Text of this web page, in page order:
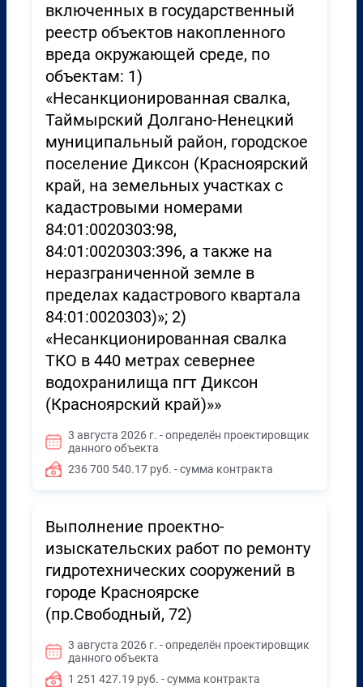
включенных в государственный
реестр объектов накопленного
вреда окружающей среде, по
объектам: 1)
«Несанкционированная свалка,
Таймырский Долгано-Ненецкий
муниципальный район, городское
поселение Диксон (Красноярский
край, на земельных участках с
кадастровыми номерами
84:01:0020303:98,
84:01:0020303:396, а также на
неразграниченной земле в
пределах кадастрового квартала
84:01:0020303)»; 2)
«Несанкционированная свалка
ТКО в 440 метрах севернее
водохранилища пгт Диксон
(Красноярский край)»»
3 августа 2026 г. - определён проектировщик
данного объекта
236 700 540.17 руб. - сумма контракта
Выполнение проектно-
изыскательских работ по ремонту
гидротехнических сооружений в
городе Красноярске
(пр.Свободный, 72)
3 августа 2026 г. - определён проектировщик
данного объекта
1 251 427.19 руб. - сумма контракта